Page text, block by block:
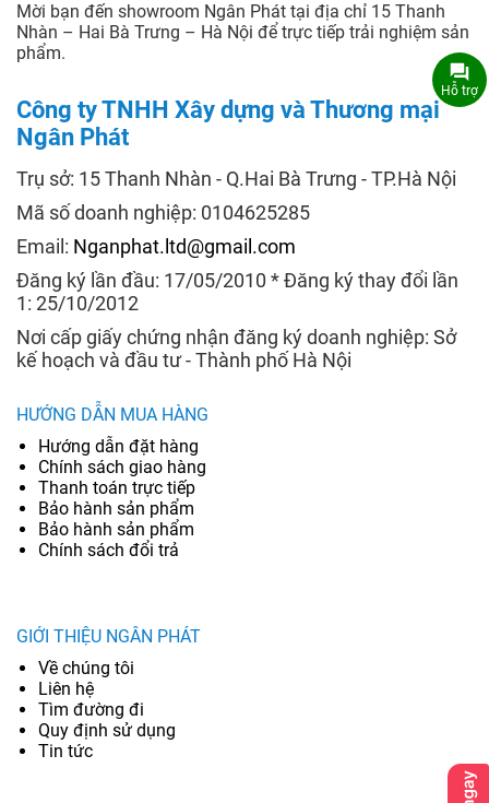
Mời bạn đến showroom Ngân Phát tại địa chỉ 15 Thanh
Nhàn – Hai Bà Trưng – Hà Nội để trực tiếp trải nghiệm sản
phẩm.
Công ty TNHH Xây dựng và Thương mại
Ngân Phát
Trụ sở: 15 Thanh Nhàn - Q.Hai Bà Trưng - TP.Hà Nội
Mã số doanh nghiệp: 0104625285
Email: Nganphat.ltd@gmail.com
Đăng ký lần đầu: 17/05/2010 * Đăng ký thay đổi lần
1: 25/10/2012
Nơi cấp giấy chứng nhận đăng ký doanh nghiệp: Sở
kế hoạch và đầu tư - Thành phố Hà Nội
HƯỚNG DẪN MUA HÀNG
Hướng dẫn đặt hàng
Chính sách giao hàng
Thanh toán trực tiếp
Bảo hành sản phẩm
Bảo hành sản phẩm
Chính sách đổi trả
GIỚI THIỆU NGÂN PHÁT
Về chúng tôi
Liên hệ
Tìm đường đi
Quy định sử dụng
Tin tức
Hỗ trợ